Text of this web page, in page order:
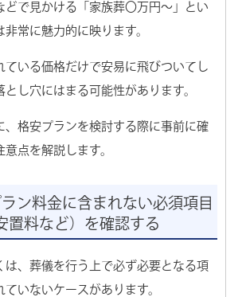
どで見かける「家族葬〇万円〜」とい
常に魅力的に映ります。
ている価格だけで安易に飛びついてし
し穴にはまる可能性があります。
、格安プランを検討する際に事前に確
点を解説します。
ン料金に含まれない必須項目
置料など）を確認する
は、葬儀を行う上で必ず必要となる項
ていないケースがあります。